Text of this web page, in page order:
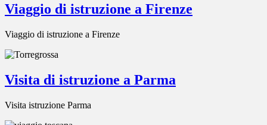
Viaggio di istruzione a Firenze
Viaggio di istruzione a Firenze
Visita di istruzione a Parma
Visita istruzione Parma